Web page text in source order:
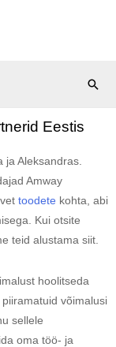
Eestis
ja Aleksandras.
Amway
toodete kohta, abi
Kui otsite
teid alustama siit.
hoolitseda
võimalusi
sellele
oma töö- ja